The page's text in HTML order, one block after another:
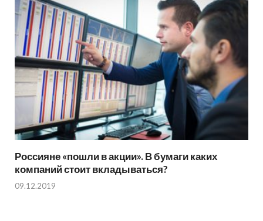
Россияне «пошли в акции». В бумаги каких
компаний стоит вкладываться?
09.12.2019